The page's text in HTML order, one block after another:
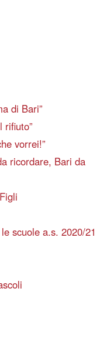
di Bari”
rifiuto”
vorrei!”
ricordare, Bari da
scuole a.s. 2020/21